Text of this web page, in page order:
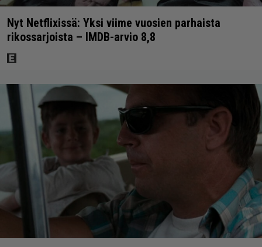
Nyt Netflixissä: Yksi viime vuosien parhaista
rikossarjoista – IMDB-arvio 8,8